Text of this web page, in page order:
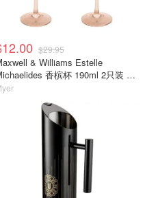
$29.95
& Williams Estelle
香槟杯 190ml 2只装 蜜
色